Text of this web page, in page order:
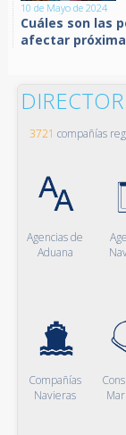
10 de Mayo de 2024
Cuáles son las
afectar
3721 compañías
Agencias de
Aduana
Compañías
Navieras